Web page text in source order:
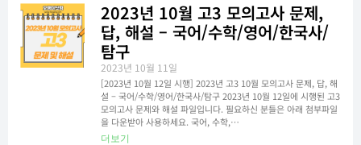
2023년 10월 고3 모의고사 문제,
답, 해설 – 국어/수학/영어/한국사/
탐구
2023년 10월 11일
[2023년 10월 12일 시행] 2023년 고3 10월 모의고사 문제, 답, 해
설 – 국어/수학/영어/한국사/탐구 2023년 10월 12일에 시행된 고3
모의고사 문제와 해설 파일입니다. 필요하신 분들은 아래 첨부파일
을 다운받아 사용하세요. 국어, 수학,…
더보기